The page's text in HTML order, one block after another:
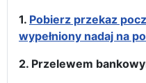
1. Pobierz przekaz
wypełniony nadaj na
2. Przelewem